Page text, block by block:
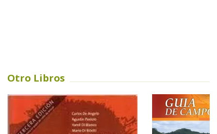
Otro Libros